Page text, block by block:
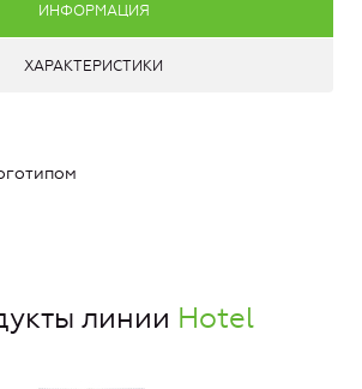
ИНФОРМАЦИЯ
ХАРАКТЕРИСТИКИ
линии Hotel